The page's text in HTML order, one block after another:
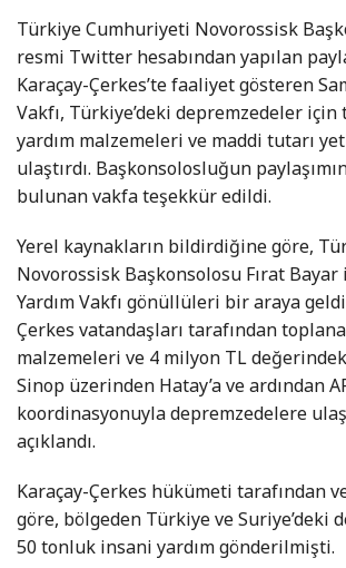
Türkiye Cumhuriyeti Novorossisk
resmi Twitter hesabından yapılan
Karaçay-Çerkes’te faaliyet gösteren
Vakfı, Türkiye’deki depremzedeler için
yardım malzemeleri ve maddi tutarı
ulaştırdı. Başkonsolosluğun
bulunan vakfa teşekkür edildi.
Yerel kaynakların bildirdiğine göre,
Novorossisk Başkonsolosu Fırat Bayar
Yardım Vakfı gönüllüleri bir araya
Çerkes vatandaşları tarafından
malzemeleri ve 4 milyon TL
Sinop üzerinden Hatay’a ve ardından
koordinasyonuyla depremzedelere
açıklandı.
Karaçay-Çerkes hükümeti tarafından
göre, bölgeden Türkiye ve Suriye’deki
50 tonluk insani yardım gönderilmişti.